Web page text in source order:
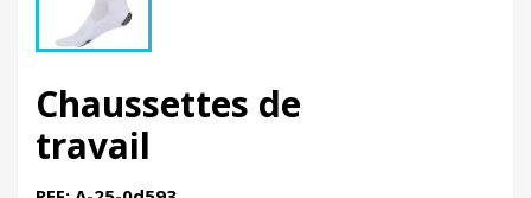
Chaussettes de
travail